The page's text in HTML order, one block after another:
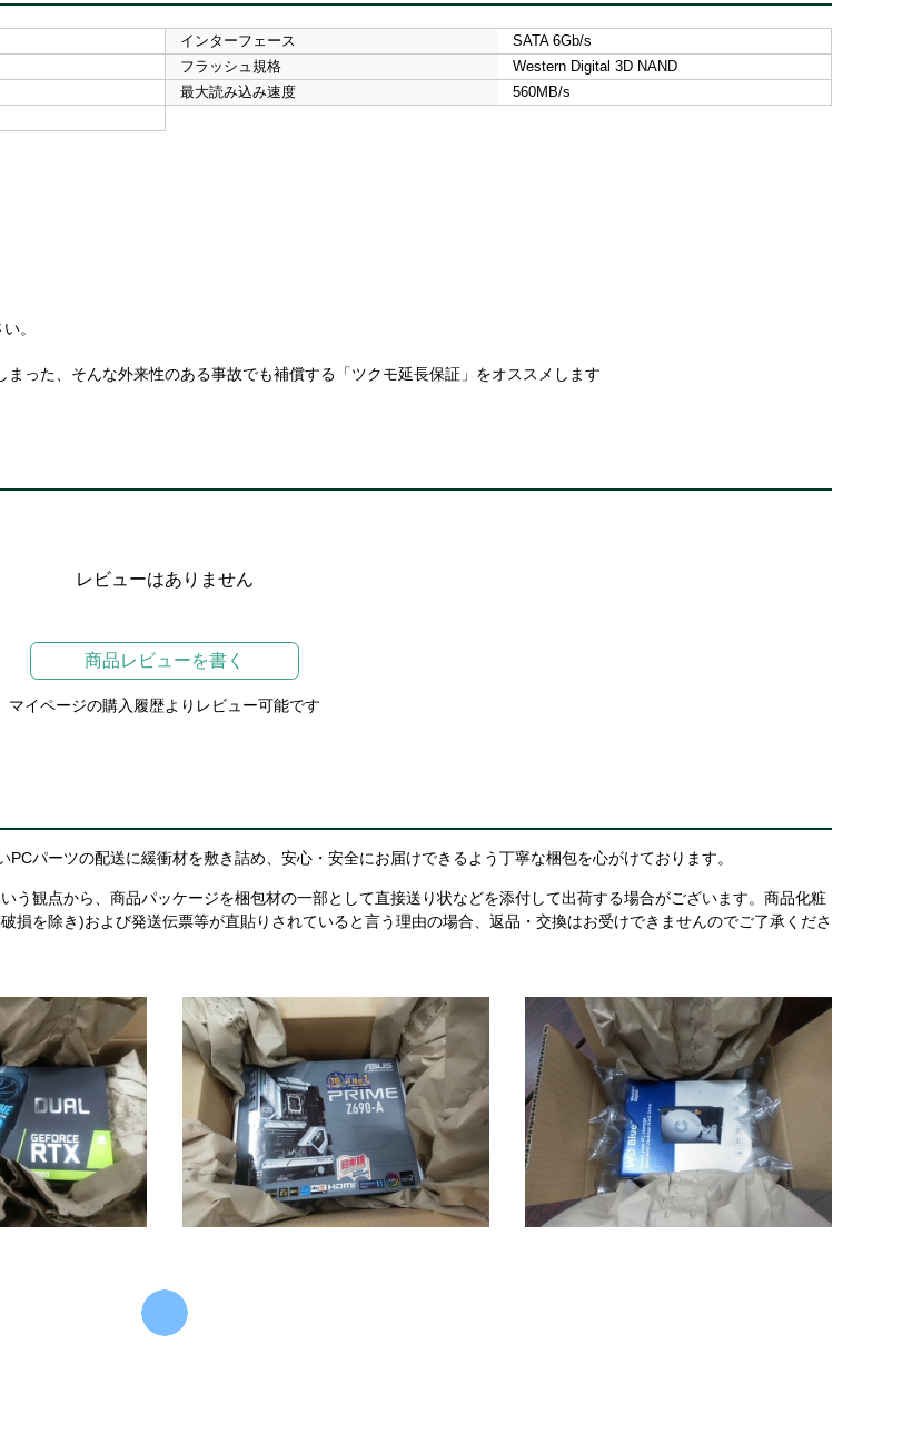
インターフェース
SATA 6Gb/s
フラッシュ規格
Western Digital 3D NAND
最大読み込み速度
560MB/s
。
った、そんな外来性のある事故でも補償する「ツクモ延長保証」をオススメします
レビューはありません
商品レビューを書く
マイページの購入履歴よりレビュー可能です
パーツの配送に緩衝材を敷き詰め、安心・安全にお届けできるよう丁寧な梱包を心がけております。
う観点から、商品パッケージを梱包材の一部として直接送り状などを添付して出荷する場合がございます。商品化粧
を除き)および発送伝票等が直貼りされていると言う理由の場合、返品・交換はお受けできませんのでご了承くださ